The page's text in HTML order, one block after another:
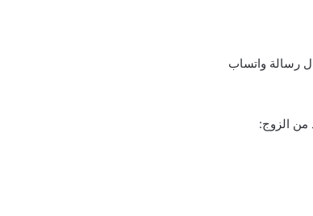
رسالة واتساب
من الزوج: